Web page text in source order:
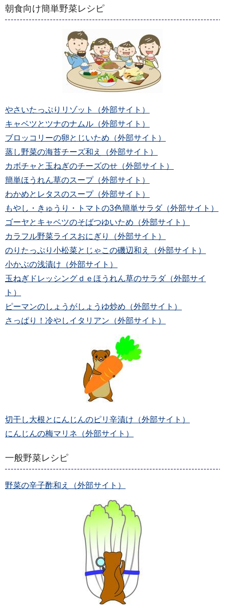
朝食向け簡単野菜レシピ
やさいたっぷりリゾット（外部サイト）
キャベツとツナのナムル（外部サイト）
ブロッコリーの卵とじいため（外部サイト）
蒸し野菜の海苔チーズ和え（外部サイト）
カボチャと玉ねぎのチーズのせ（外部サイト）
簡単ほうれん草のスープ（外部サイト）
わかめとレタスのスープ（外部サイト）
もやし・きゅうり・トマトの3色簡単サラダ（外部サイト）
ゴーヤとキャベツのそばつゆいため（外部サイト）
カラフル野菜ライスおにぎり（外部サイト）
のりたっぷり小松菜とじゃこの磯辺和え（外部サイト）
小かぶの浅漬け（外部サイト）
玉ねぎドレッシングｄｅほうれん草のサラダ（外部サイ
ト）
ピーマンのしょうがしょうゆ炒め（外部サイト）
さっぱり！冷やしイタリアン（外部サイト）
切干し大根とにんじんのピリ辛漬け（外部サイト）
にんじんの梅マリネ（外部サイト）
一般野菜レシピ
野菜の辛子酢和え（外部サイト）